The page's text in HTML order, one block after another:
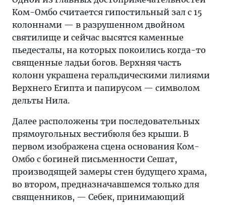
Ком-Омбо считается гипостильный зал с 15
колоннами — в разрушенном двойном
святилище и сейчас высятся каменные
пьедесталы, на которых покоились когда-то
священные ладьи богов. Верхняя часть
колонн украшена геральдическими лилиями
Верхнего Египта и папирусом — символом
дельты Нила.
Далее расположены три последовательных
прямоугольных вестибюля без крыши. В
первом изображена сцена основания Ком-
Омбо с богиней письменности Сешат,
производящей замеры стен будущего храма,
во втором, предназначавшемся только для
священников, — Себек, принимающий